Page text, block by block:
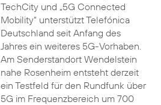
TechCity und „5G Connected
Mobility“ unterstützt Telefónica
Deutschland seit Anfang des
Jahres ein weiteres 5G-Vorhaben.
Am Senderstandort Wendelstein
nahe Rosenheim entsteht derzeit
ein Testfeld für den Rundfunk über
5G im Frequenzbereich um 700